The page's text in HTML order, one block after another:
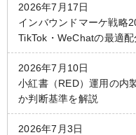
2026年7月17日
インバウンドマーケ戦略
TikTok・WeChatの最適配
2026年7月10日
小紅書（RED）運用の内
か判断基準を解説
2026年7月3日